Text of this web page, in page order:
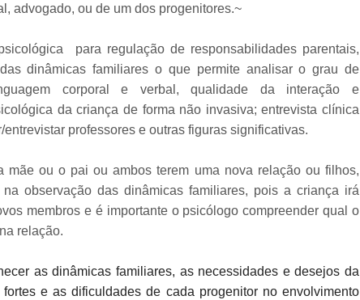
advogado, ou de um dos progenitores.~
para regulação de responsabilidades parentais,
dinâmicas familiares o que permite analisar o grau de
corporal e verbal, qualidade da interação e
da criança de forma não invasiva; entrevista clínica
professores e outras figuras significativas.
mãe ou o pai ou ambos terem uma nova relação ou filhos,
observação das dinâmicas familiares, pois a criança irá
membros e é importante o psicólogo compreender qual o
relação.
as dinâmicas familiares, as necessidades e desejos da
e as dificuldades de cada progenitor no envolvimento